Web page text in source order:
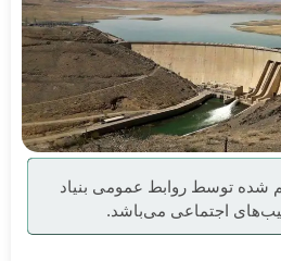
شده توسط روابط عمومی بنیاد
اجتماعی می‌باشد.